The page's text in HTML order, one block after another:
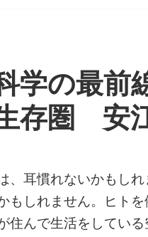
学の最前
存圏 安
、耳慣れないかもし
もしれません。ヒト
住んで生活をしている